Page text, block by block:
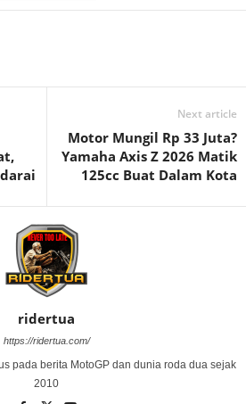
Next article
Motor Mungil Rp 33 Juta?
Yamaha Axis Z 2026 Matik
125cc Buat Dalam Kota
ridertua
https://ridertua.com/
pada berita MotoGP dan dunia roda dua sejak
2010